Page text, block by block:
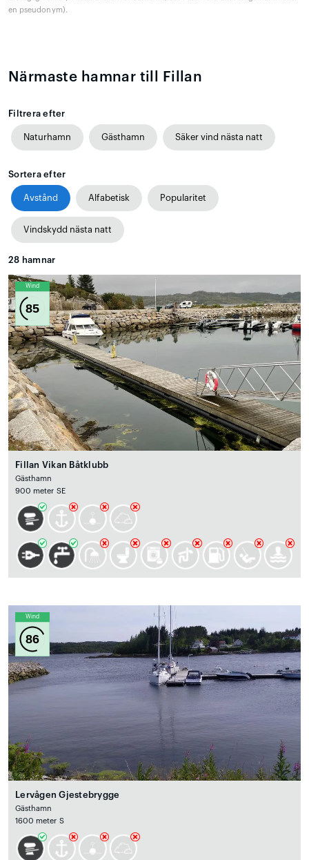
en pseudonym).
Närmaste hamnar till Fillan
Filtrera efter
Naturhamn Gästhamn Säker vind nästa natt
Sortera efter
Avstånd Alfabetisk Popularitet
Vindskydd nästa natt
28 hamnar
Wind
85
Fillan Vikan Båtklubb
Gästhamn
900 meter SE
Wind
86
Lervågen Gjestebrygge
Gästhamn
1600 meter S